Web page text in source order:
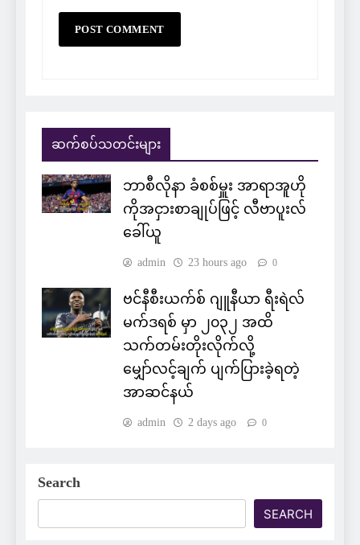
ဆက်စပ်သတင်းများ
ဘာစီလိုနာ ခံစစ်မှူး အာရာအူဟို
ကိုအငှားစာချုပ်ဖြင့် လီဗာပူးလ်
ခေါ်ယူ
admin 23 hours ago 0
ဗင်နီစီးယက်စ် ဂျူနီယာ ရီးရဲလ်
မက်ဒရစ် မှာ ၂၀၃၂ အထိ
သက်တမ်းတိုးလိုက်လို့
မျှော်လင့်ချက် ပျက်ပြားခဲ့ရတဲ့
အာဆင်နယ်
admin 2 days ago 0
Search
SEARCH